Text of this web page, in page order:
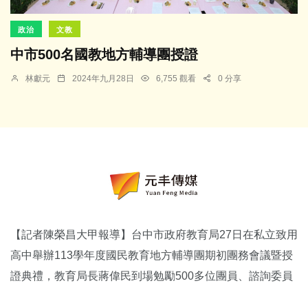
政治 文教
中市500名國教地方輔導團授證
林獻元 2024年九月28日 6,755 觀看 0 分享
【記者陳榮昌大甲報導】台中市政府教育局27日在私立致用
高中舉辦113學年度國民教育地方輔導團期初團務會議暨授
證典禮，教育局長蔣偉民到場勉勵500多位團員、諮詢委員